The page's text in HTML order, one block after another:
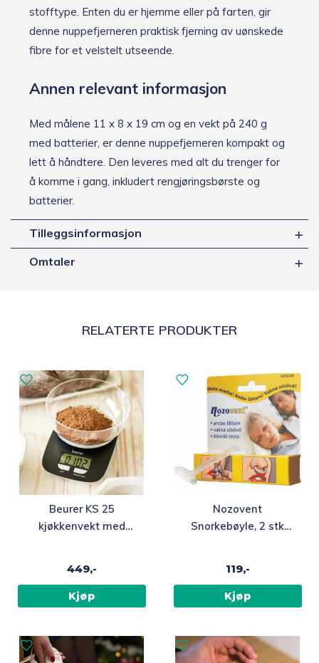
stofftype. Enten du er hjemme eller på farten, gir
denne nuppefjerneren praktisk fjerning av uønskede
fibre for et velstelt utseende.
Annen relevant informasjon
Med målene 11 x 8 x 19 cm og en vekt på 240 g
med batterier, er denne nuppefjerneren kompakt og
lett å håndtere. Den leveres med alt du trenger for
å komme i gang, inkludert rengjøringsbørste og
batterier.
Tilleggsinformasjon
Omtaler
RELATERTE PRODUKTER
Beurer KS 25
kjøkkenvekt med
449,-
Kjøp
Nozovent
Snorkebøyle, 2 stk
119,-
Kjøp